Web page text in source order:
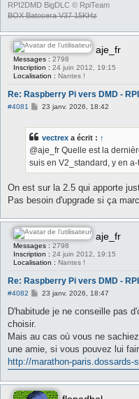
RPI2DMD BigDLC © RpiTeam
BOX Batocera V37 15KHz
aje_fr
Messages : 2798
Inscription : 24 juin 2012, 19:15
Localisation : Nantes !
Re: Raspberry Pi vers DMD -
#4081
M
a
g
e
23 janv. 2026, 18:42
vectrex a écrit : ↑
@aje_fr Quelle est la
suis en V2_standard, y en
On est sur la 2.5 qui apporte
Pas besoin d'upgrade si ça
aje_fr
Messages : 2798
Inscription : 24 juin 2012, 19:15
Localisation : Nantes !
Re: Raspberry Pi vers DMD -
#4082
M
s
g
23 janv. 2026, 18:47
D'habitude je ne conseille pas
choisir.
Mais au cas où vous ne
une amie, si vous pouvez lui
http://marathon-paris.dossards-